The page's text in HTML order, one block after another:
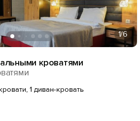
1/6
кроватями
1 диван-кровать